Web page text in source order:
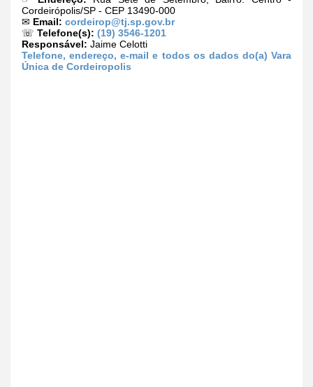
Cordeirópolis/SP - CEP 13490-000
✉ Email: cordeirop@tj.sp.gov.br
☏ Telefone(s): (19) 3546-1201
Responsável: Jaime Celotti
Telefone, endereço, e-mail e todos os dados do(a) Vara
Única de Cordeiropolis